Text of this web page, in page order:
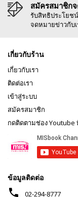
สมัครสมาชิก
รับสิทธิประโยช
จดหมายข่าวกับเ
เกี่ยวกับร้าน
เกี่ยวกับเรา
ติดต่อเรา
เข้าสู่ระบบ
สมัครสมาชิก
กดติดตามช่อง Youtube
ข้อมูลติดต่อ
phone 02-294-8777